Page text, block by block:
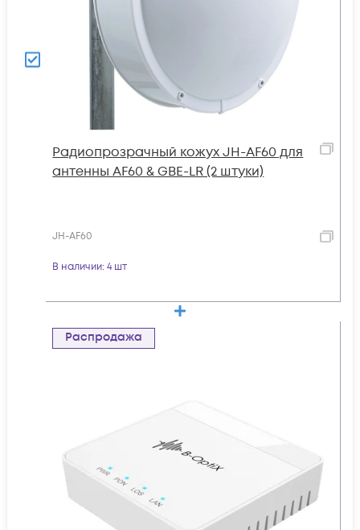
Радиопрозрачный кожух JH-AF60 для
антенны AF60 & GBE-LR (2 штуки)
JH-AF60
В наличии: 4 шт
Распродажа